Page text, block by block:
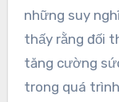
những suy
thấy rằng đối
tăng cường
trong quá